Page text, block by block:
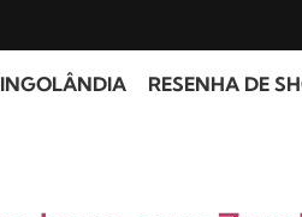
RESENHA DE